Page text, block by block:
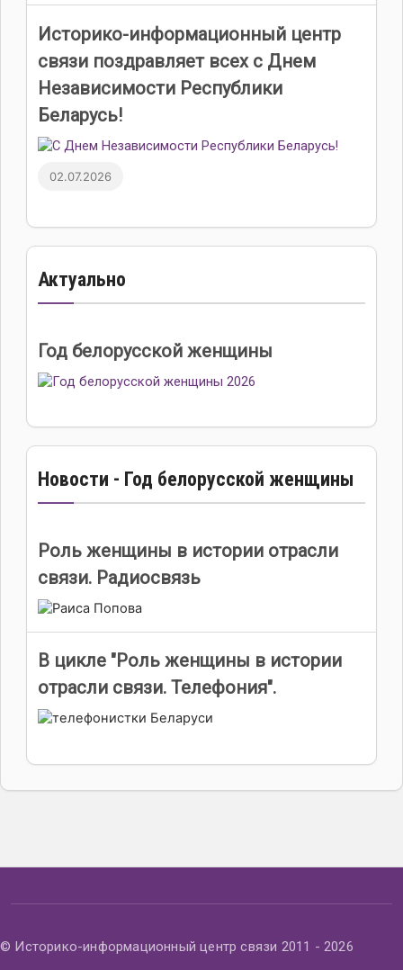
Историко-информационный центр
связи поздравляет всех с Днем
Независимости Республики
Беларусь!
02.07.2026
Актуально
Год белорусской женщины
Новости - Год белорусской женщины
Роль женщины в истории отрасли
связи. Радиосвязь
В цикле "Роль женщины в истории
отрасли связи. Телефония".
© Историко-информационный центр связи 2011 - 2026